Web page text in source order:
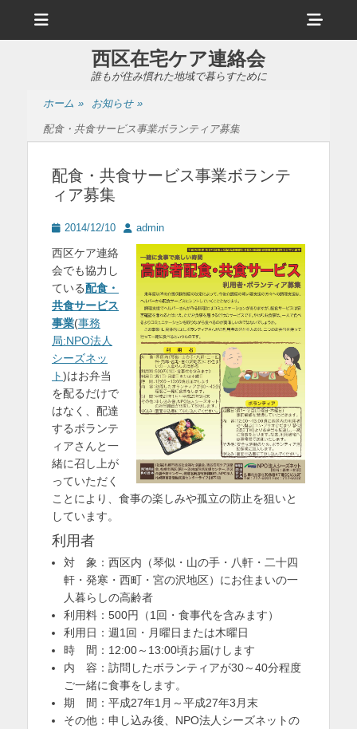
ュ
ヘ
ッ
イ
西区在宅ケア連絡会
誰もが住み慣れた地域で暮らすために
ホーム » お知らせ »
配食・共食サービス事業ボランティア募集
配食・共食サービス事業ボランテ
ィア募集
投
日
2014/12/10
投 admin
西区ケア連絡
会でも協力し
ている配食・
共食サービス
事業(事務
局:NPO法人
シーズネッ
ト)はお弁当
を配るだけで
はなく、配達
するボランテ
ィアさんと一
緒に召し上が
っていただく
ことにより、食事の楽しみや孤立の防止を狙いと
しています。
利用者
対 象：西区内（琴似・山の手・八軒・二十四
軒・発寒・西町・宮の沢地区）にお住まいの一
人暮らしの高齢者
利用料：500円（1回・食事代を含みます）
利用日：週1回・月曜日または木曜日
時 間：12:00～13:00頃お届けします
内 容：訪問したボランティアが30～40分程度
ご一緒に食事をします。
期 間：平成27年1月～平成27年3月末
その他：申し込み後、NPO法人シーズネットの